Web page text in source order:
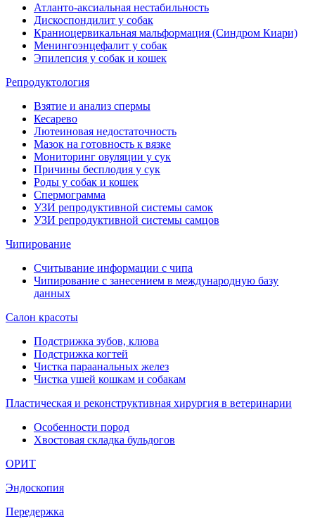
Атланто-аксиальная нестабильность
Дискоспондилит у собак
Краниоцервикальная мальформация (Синдром Киари)
Менингоэнцефалит у собак
Эпилепсия у собак и кошек
Репродуктология
Взятие и анализ спермы
Кесарево
Лютеиновая недостаточность
Мазок на готовность к вязке
Мониторинг овуляции у сук
Причины бесплодия у сук
Роды у собак и кошек
Спермограмма
УЗИ репродуктивной системы самок
УЗИ репродуктивной системы самцов
Чипирование
Считывание информации с чипа
Чипирование с занесением в международную базу
данных
Салон красоты
Подстрижка зубов, клюва
Подстрижка когтей
Чистка параанальных желез
Чистка ушей кошкам и собакам
Пластическая и реконструктивная хирургия в ветеринарии
Особенности пород
Хвостовая складка бульдогов
ОРИТ
Эндоскопия
Передержка